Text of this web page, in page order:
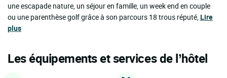
une escapade nature, un séjour en famille, un week end en couple
ou une parenthèse golf grâce à son parcours 18 trous réputé,Lire
plus
Les équipements et services de l’hôtel